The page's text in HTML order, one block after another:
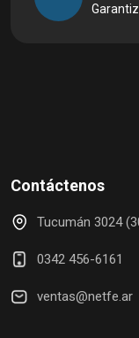
Contáctenos
Tucumán 3024
0342 456-6161
ventas@netfe.ar